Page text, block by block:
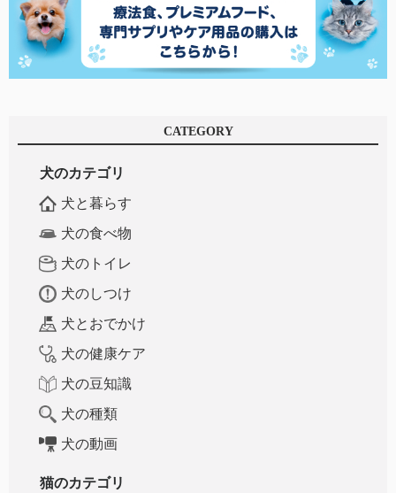
CATEGORY
犬のカテゴリ
犬と暮らす
犬の食べ物
犬のトイレ
犬のしつけ
犬とおでかけ
犬の健康ケア
犬の豆知識
犬の種類
犬の動画
猫のカテゴリ